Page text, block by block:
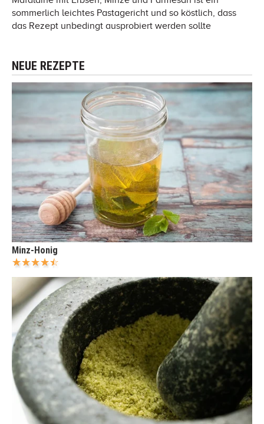
sommerlich leichtes Pastagericht und so köstlich, dass
das Rezept unbedingt ausprobiert werden sollte
NEUE REZEPTE
Minz-Honig